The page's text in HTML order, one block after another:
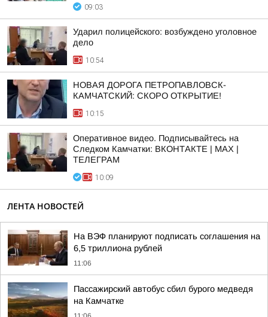
09:03
Ударил полицейского: возбуждено уголовное
дело
10:54
НОВАЯ ДОРОГА ПЕТРОПАВЛОВСК-
КАМЧАТСКИЙ: СКОРО ОТКРЫТИЕ!
10:15
Оперативное видео. Подписывайтесь на
Следком Камчатки: ВКОНТАКТЕ | МАХ |
ТЕЛЕГРАМ
10:09
ЛЕНТА НОВОСТЕЙ
На ВЭФ планируют подписать соглашения на
6,5 триллиона рублей
11:06
Пассажирский автобус сбил бурого медведя
на Камчатке